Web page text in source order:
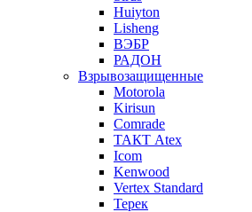
Huiyton
Lisheng
ВЭБР
РАДОН
Взрывозащищенные
Motorola
Kirisun
Comrade
ТАКТ Atex
Icom
Kenwood
Vertex Standard
Терек